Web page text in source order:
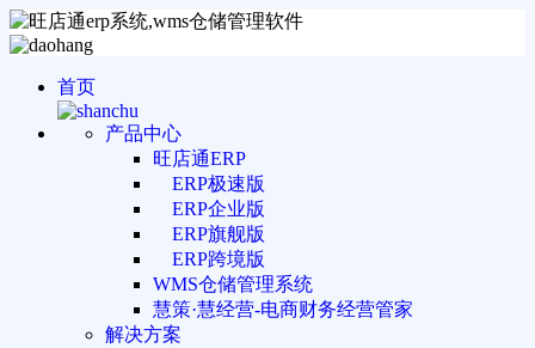
首页
产品中心
旺店通ERP
ERP极速版
ERP企业版
ERP旗舰版
ERP跨境版
WMS仓储管理系统
慧策·慧经营-电商财务经营管家
解决方案